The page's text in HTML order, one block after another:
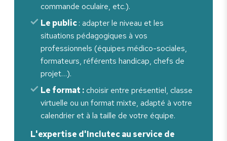
commande oculaire, etc.).
Le public: adapter le niveau et les
situations pédagogiques à vos
professionnels (équipes médico-sociales,
formateurs, référents handicap, chefs de
projet…).
Le format :choisir entre présentiel, classe
virtuelle ou un format mixte, adapté à votre
calendrier et à la taille de votre équipe.
L'expertise d'Inclutec au service de